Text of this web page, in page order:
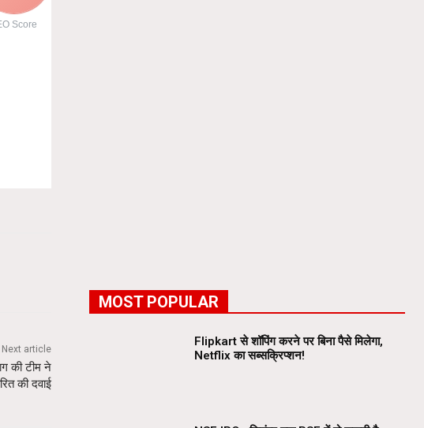
Score
Next article
की टीम ने
की दवाई
MOST POPULAR
Flipkart से शॉपिंग करने पर बिना पैसे मिलेगा,
Netflix का सब्सक्रिप्शन!